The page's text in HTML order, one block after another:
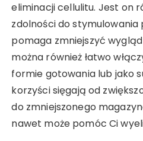
eliminacji cellulitu. Jest on
zdolności do stymulowania
pomaga zmniejszyć
można również łatwo
formie gotowania lub jako
korzyści sięgają od
do zmniejszonego
nawet może pomóc Ci